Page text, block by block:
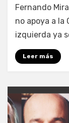
Enrique
Fernando
no apoya a la
izquierda ya
Leer más